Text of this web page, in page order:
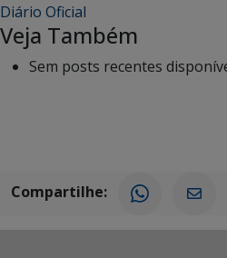
Diário Oficial
Veja Também
Sem posts recentes
Compartilhe: